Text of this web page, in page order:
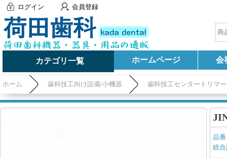
ログイン 会員登録
カテゴリ一覧 ホームページ 会
ホーム 歯科技工向け設備/小機器 歯科技工センタートリマー
品
総